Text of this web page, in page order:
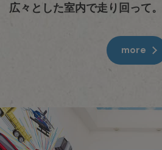
広々とした室内で走り回って。
more